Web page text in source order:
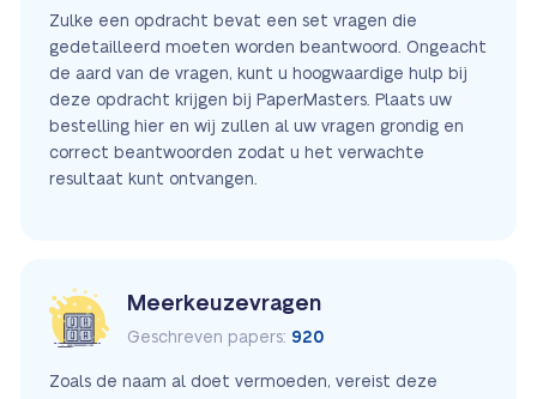
Zulke een opdracht bevat een set vragen die
gedetailleerd moeten worden beantwoord. Ongeacht
de aard van de vragen, kunt u hoogwaardige hulp bij
deze opdracht krijgen bij PaperMasters. Plaats uw
bestelling hier en wij zullen al uw vragen grondig en
correct beantwoorden zodat u het verwachte
resultaat kunt ontvangen.
Meerkeuzevragen
Geschreven papers: 920
Zoals de naam al doet vermoeden, vereist deze